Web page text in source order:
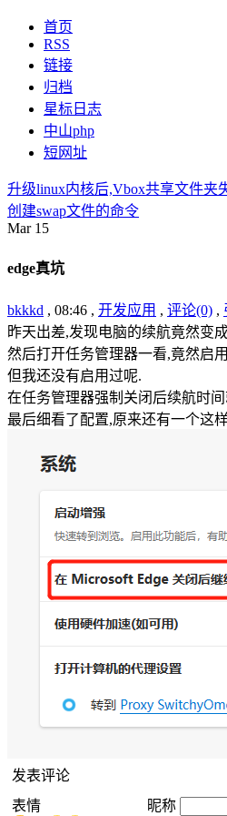
首页
RSS
链接
归档
星标日志
中山php
短网址
升级linux内核后,Vbox共享文件夹
创建swap文件的命令
Mar 15
edge真坑
bkkkd , 08:46 , 开发应用 , 评论(0) ,
昨天出差,发现电脑的续航竟然变
然后打开任务管理器一看,竟然启
但我还没有启用过呢.
在任务管理器强制关闭后续航时
最后细看了配置,原来还有一个这
发表评论
表情
昵称